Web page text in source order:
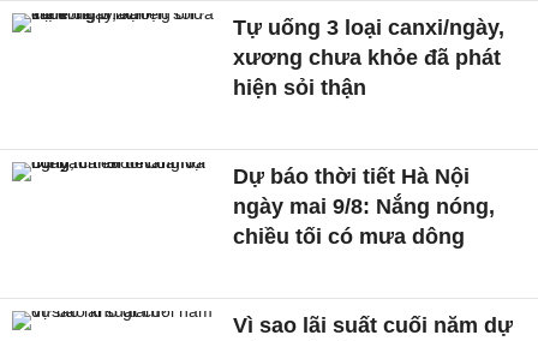
Tự uống 3 loại canxi/ngày,
xương chưa khỏe đã phát
hiện sỏi thận
Dự báo thời tiết Hà Nội
ngày mai 9/8: Nắng nóng,
chiều tối có mưa dông
Vì sao lãi suất cuối năm dự